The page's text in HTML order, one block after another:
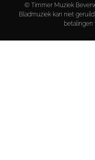
© Timmer Muziek
Bladmuziek kan niet
betalingen